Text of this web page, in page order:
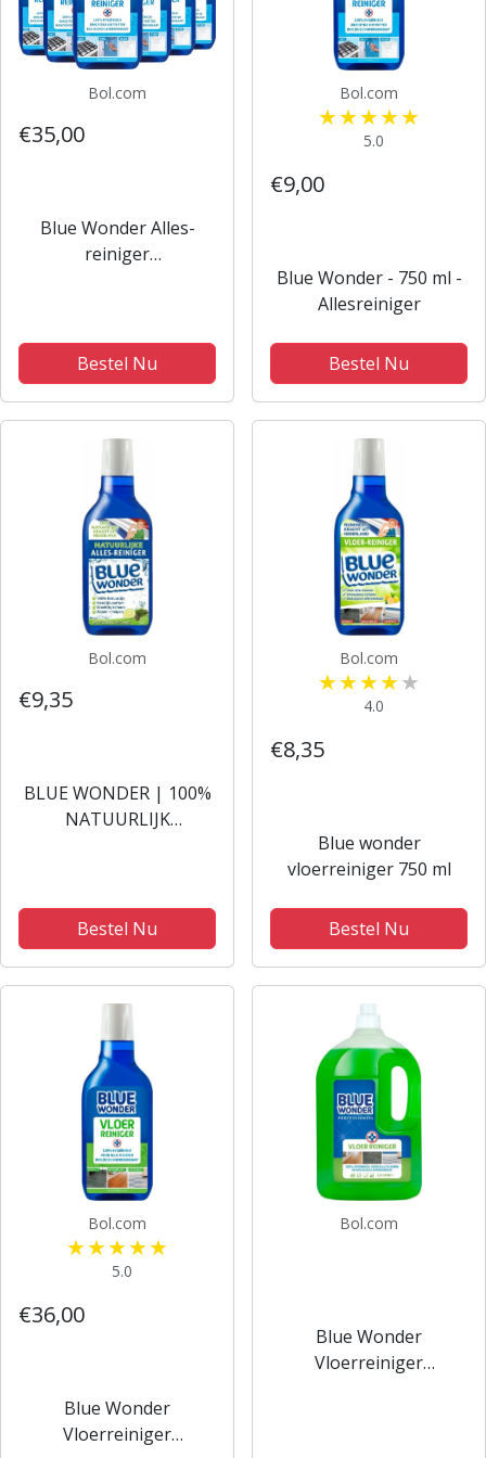
Bol.com
€35,00
Blue Wonder Alles-
reiniger
Bestel Nu
Bol.com
5.0
€9,00
Blue Wonder - 750 ml -
Allesreiniger
Bestel Nu
Bol.com
€9,35
BLUE WONDER | 100%
NATUURLIJK
met dop
Bestel Nu
Bol.com
4.0
€8,35
Blue wonder
vloerreiniger 750 ml
Bestel Nu
Bol.com
5.0
€36,00
Blue Wonder
Vloerreiniger
Bol.com
Blue Wonder
Vloerreiniger